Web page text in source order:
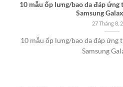
10 mẫu ốp lưng/bao da đáp ứng
Samsung
27 Tháng 8,
10 mẫu ốp lưng/bao da đáp ứng
Samsung